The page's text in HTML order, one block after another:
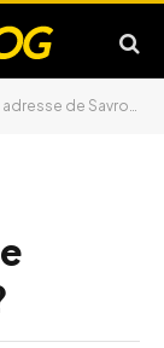
de Savrod ?